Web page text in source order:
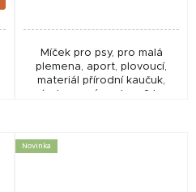
Míček pro psy, pro malá
plemena, aport, plovoucí,
materiál přírodní kaučuk,
vícebarevný, sada o 2 ks.
Novinka